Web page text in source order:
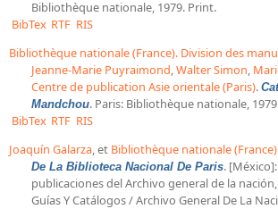
Bibliothèque nationale, 1979. Print.
BibTex RTF RIS
Bibliothèque nationale (France). Division des
Jeanne-Marie Puyraimond,Walter Simon,
Centre de publication Asie orientale (Paris).
Mandchou. Paris: Bibliothèque nationale,
BibTex RTF RIS
Joaquín Galarza, et Bibliothèque nationale (France)
De La Biblioteca Nacional De Paris.
publicaciones del Archivo general de la nación,
Guías Y Catálogos / Archivo General De La